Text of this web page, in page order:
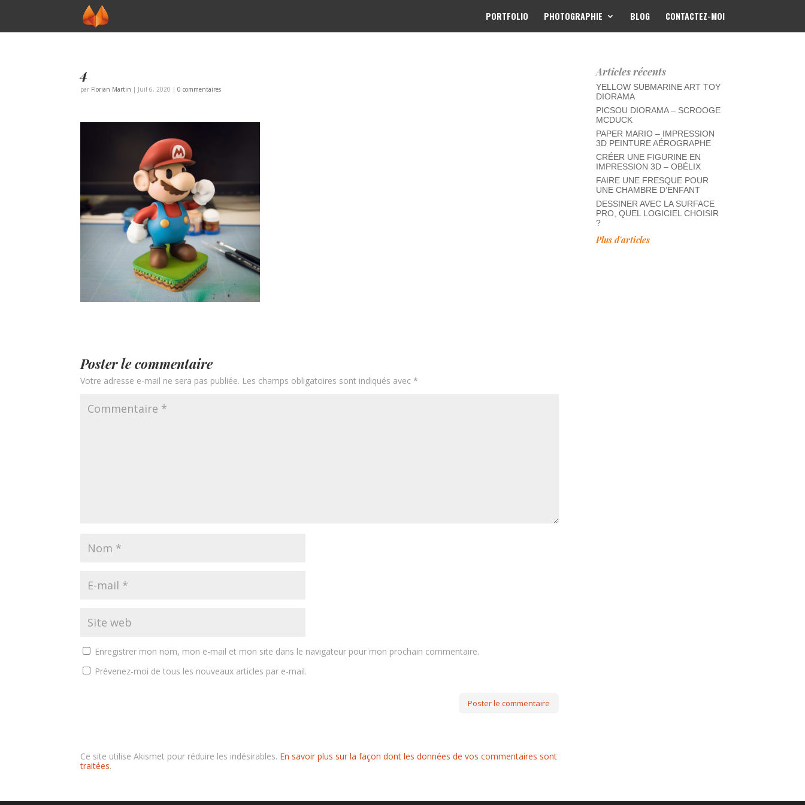
PORTFOLIO PHOTOGRAPHIE BLOG CONTACTEZ-MOI
4
par Florian Martin | Juil 6, 2020 |0 commentaires
Poster le commentaire
Votre adresse e-mail ne sera pas publiée. Les champs obligatoires sont indiqués avec*
Enregistrer mon nom, mon e-mail et mon site dans le navigateur pour mon prochain commentaire.
Prévenez-moi de tous les nouveaux articles par e-mail.
Ce site utilise Akismet pour réduire les indésirables. En savoir plus sur la façon dont les données de vos commentaires sont
traitées.
Articles récents
YELLOW SUBMARINE ART TOY
DIORAMA
PICSOU DIORAMA – SCROOGE
MCDUCK
PAPER MARIO – IMPRESSION
3D PEINTURE AÉROGRAPHE
CRÉER UNE FIGURINE EN
IMPRESSION 3D – OBÉLIX
FAIRE UNE FRESQUE POUR
UNE CHAMBRE D’ENFANT
DESSINER AVEC LA SURFACE
PRO, QUEL LOGICIEL CHOISIR
?
Plus d'articles